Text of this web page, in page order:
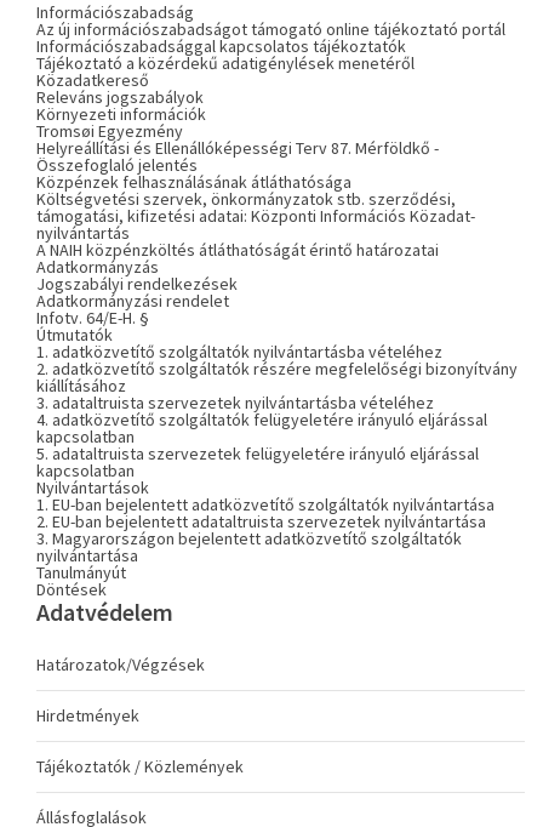
Információszabadság
Az új információszabadságot támogató online tájékoztató portál
Információszabadsággal kapcsolatos tájékoztatók
Tájékoztató a közérdekű adatigénylések menetéről
Közadatkereső
Releváns jogszabályok
Környezeti információk
Tromsøi Egyezmény
Helyreállítási és Ellenállóképességi Terv 87. Mérföldkő -
Összefoglaló jelentés
Közpénzek felhasználásának átláthatósága
Költségvetési szervek, önkormányzatok stb. szerződési,
támogatási, kifizetési adatai: Központi Információs Közadat-
nyilvántartás
A NAIH közpénzköltés átláthatóságát érintő határozatai
Adatkormányzás
Jogszabályi rendelkezések
Adatkormányzási rendelet
Infotv. 64/E-H. §
Útmutatók
1. adatközvetítő szolgáltatók nyilvántartásba vételéhez
2. adatközvetítő szolgáltatók részére megfelelőségi bizonyítvány
kiállításához
3. adataltruista szervezetek nyilvántartásba vételéhez
4. adatközvetítő szolgáltatók felügyeletére irányuló eljárással
kapcsolatban
5. adataltruista szervezetek felügyeletére irányuló eljárással
kapcsolatban
Nyilvántartások
1. EU-ban bejelentett adatközvetítő szolgáltatók nyilvántartása
2. EU-ban bejelentett adataltruista szervezetek nyilvántartása
3. Magyarországon bejelentett adatközvetítő szolgáltatók
nyilvántartása
Tanulmányút
Döntések
Adatvédelem
Határozatok/Végzések
Hirdetmények
Tájékoztatók / Közlemények
Állásfoglalások